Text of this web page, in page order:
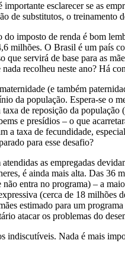
esclarecer se as
de substitutos, o treinamento
imposto de renda é bom
milhões. O Brasil é um país
que servirá de base para as
nada recolheu neste ano? Há
(e também
da população. Espera-se o
de reposição da
e presídios – o que
a taxa de fecundidade,
para esse desafio?
as empregadas
é ainda mais alta. Das 36
não entra no programa) – a
(cerca de 18 milhões
estimado para um
atacar os problemas do
indiscutíveis. Nada é mais